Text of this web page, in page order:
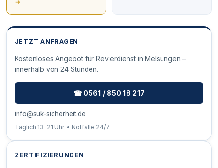
→
JETZT ANFRAGEN
Kostenloses Angebot für Revierdienst in Melsungen –
innerhalb von 24 Stunden.
☎ 0561 / 850 18 217
info@suk-sicherheit.de
Täglich 13–21 Uhr • Notfälle 24/7
ZERTIFIZIERUNGEN